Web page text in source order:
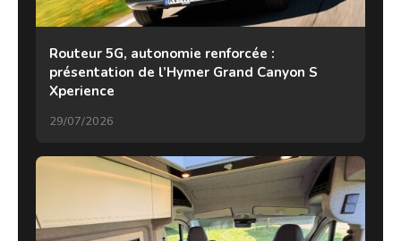
Routeur 5G, autonomie renforcée :
présentation de l’Hymer Grand Canyon S
Xperience
29/07/2026